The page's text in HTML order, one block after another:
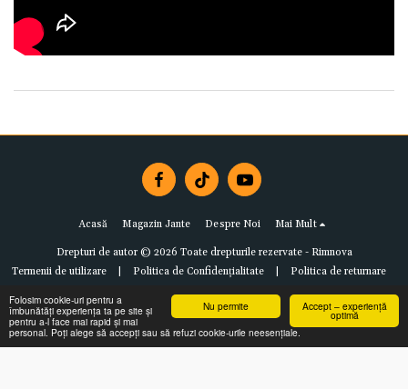
Accept – experiență
optimă
Nu permite
Folosim cookie-uri pentru a
îmbunătăți experiența ta pe site și
pentru a-l face mai rapid și mai
personal. Poți alege să accepți sau să refuzi cookie-urile neesențiale.
Acasă Magazin Jante Despre Noi Mai Mult
Drepturi de autor © 2026 Toate drepturile rezervate - Rimnova
Termenii de utilizare| Politica de Confidențialitate| Politica de returnare